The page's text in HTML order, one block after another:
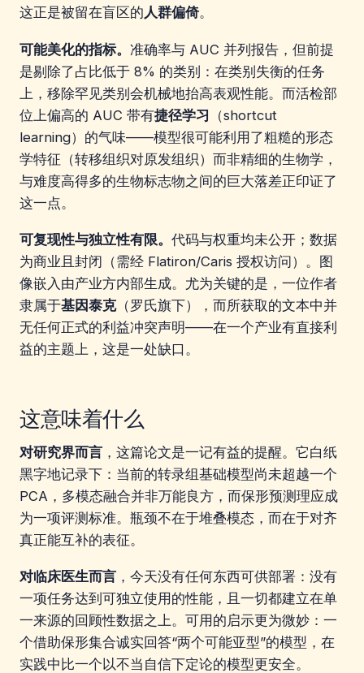
这正是被留在盲区的人群偏倚。
可能美化的指标。 准确率与 AUC 并列报告，但前提
是剔除了占比低于 8% 的类别：在类别失衡的任务
上，移除罕见类别会机械地抬高表观性能。而活检部
位上偏高的 AUC 带有捷径学习 （shortcut
learning）的气味——模型很可能利用了粗糙的形态
学特征（转移组织对原发组织）而非精细的生物学，
与难度高得多的生物标志物之间的巨大落差正印证了
这一点。
可复现性与独立性有限。 代码与权重均未公开；数据
为商业且封闭（需经 Flatiron/Caris 授权访问）。图
像嵌入由产业方内部生成。尤为关键的是，一位作者
隶属于基因泰克（罗氏旗下），而所获取的文本中并
无任何正式的利益冲突声明——在一个产业有直接利
益的主题上，这是一处缺口。
这意味着什么
对研究界而言 ，这篇论文是一记有益的提醒。它白纸
黑字地记录下：当前的转录组基础模型尚未超越一个
PCA，多模态融合并非万能良方，而保形预测理应成
为一项评测标准。瓶颈不在于堆叠模态，而在于对齐
真正能互补的表征。
对临床医生而言 ，今天没有任何东西可供部署：没有
一项任务达到可独立使用的性能，且一切都建立在单
一来源的回顾性数据之上。可用的启示更为微妙：一
个借助保形集合诚实回答“两个可能亚型”的模型，在
实践中比一个以不当自信下定论的模型更安全。